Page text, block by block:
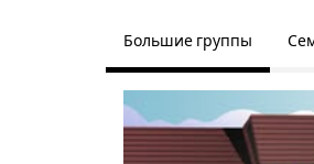
Большие группы